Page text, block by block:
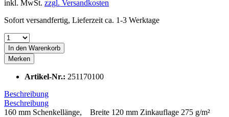
inkl. MwSt. zzgl. Versandkosten
Sofort versandfertig, Lieferzeit ca. 1-3 Werktage
In den Warenkorb
Merken
Artikel-Nr.: 251170100
Beschreibung
Beschreibung
160 mm Schenkellänge, Breite 120 mm Zinkauflage 275 g/m²